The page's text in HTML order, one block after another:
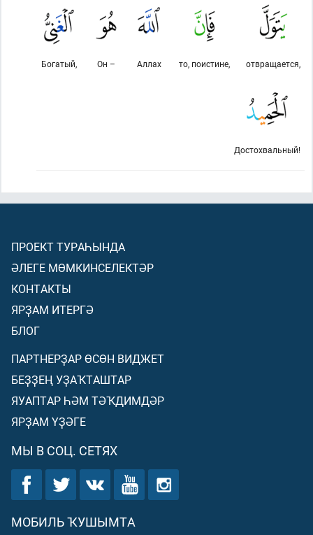
отвращается,
то, поистине,
Аллах
Он –
Богатый,
Достохвальный!
ПРОЕКТ ТУРАҺЫНДА
ӘЛЕГЕ МӨМКИНСЕЛЕКТӘР
КОНТАКТЫ
ЯРҘАМ ИТЕРГӘ
БЛОГ
ПАРТНЕРҘАР ӨСӨН ВИДЖЕТ
БЕҘҘЕҢ УҘАҠТАШТАР
ЯУАПТАР ҺӘМ ТӘҠДИМДӘР
ЯРҘАМ ҮҘӘГЕ
МЫ В СОЦ. СЕТЯХ
МОБИЛЬ ҠУШЫМТА